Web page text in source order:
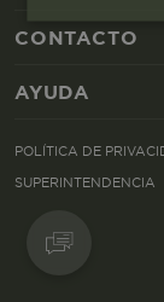
CONTACTO
AYUDA
POLÍTICA DE
SUPERINTENDENCIA